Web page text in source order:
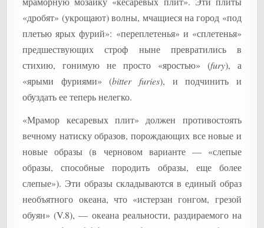
«дробят» (укрощают) волны, мчащиеся на город «под
плетью ярых фурий»: «переплетенья» и «сплетенья»
предшествующих строф ныне превратились в
стихию, гонимую не просто «яростью» (fury), а
«ярыми фуриями» (bitter furies), и подчинить и
обуздать ее теперь нелегко.
«Мрамор кесаревых плит» должен противостоять
вечному натиску образов, порождающих все новые и
новые образы (в черновом варианте — «слепые
образы, способные породить образы, еще более
слепые»). Эти образы складываются в единый образ
необъятного океана, что «истерзан гонгом, грезой
обуян» (V.8), — океана реальности, раздираемого на